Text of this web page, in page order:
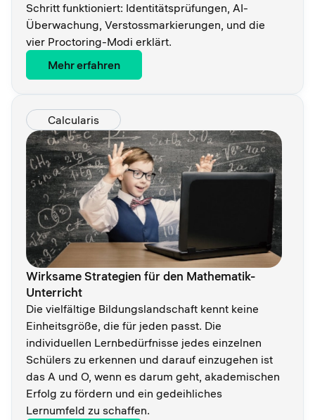
Schritt funktioniert: Identitätsprüfungen, AI-
Überwachung, Verstossmarkierungen, und die
vier Proctoring-Modi erklärt.
Mehr erfahren
Calcularis
Wirksame Strategien für den Mathematik-
Unterricht
Die vielfältige Bildungslandschaft kennt keine
Einheitsgröße, die für jeden passt. Die
individuellen Lernbedürfnisse jedes einzelnen
Schülers zu erkennen und darauf einzugehen ist
das A und O, wenn es darum geht, akademischen
Erfolg zu fördern und ein gedeihliches
Lernumfeld zu schaffen.